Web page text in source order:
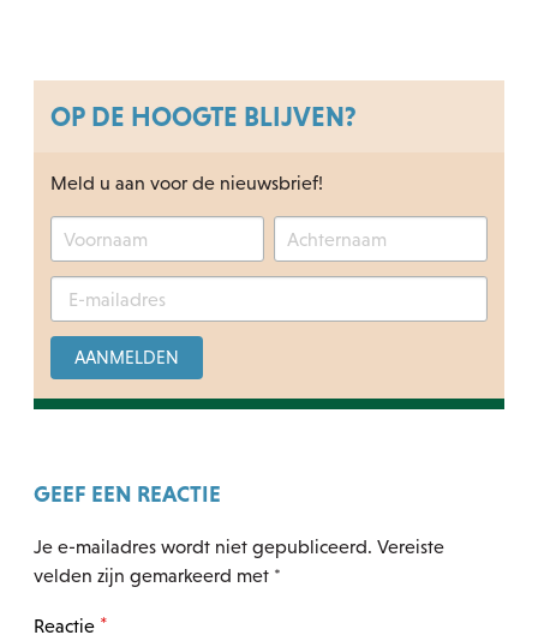
OP DE HOOGTE BLIJVEN?
Meld u aan voor de nieuwsbrief!
GEEF EEN REACTIE
Je e-mailadres wordt niet gepubliceerd. Vereiste
velden zijn gemarkeerd met *
Reactie *